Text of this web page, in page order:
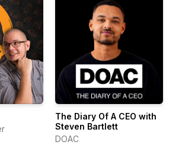
The Diary Of A CEO with
Steven Bartlett
DOAC